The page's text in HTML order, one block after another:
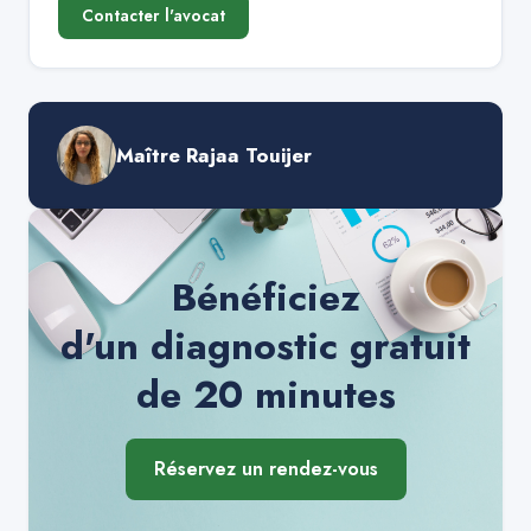
Contacter l'avocat
Maître Rajaa Touijer
Bénéficiez
d'un diagnostic gratuit
de 20 minutes
Réservez un rendez-vous